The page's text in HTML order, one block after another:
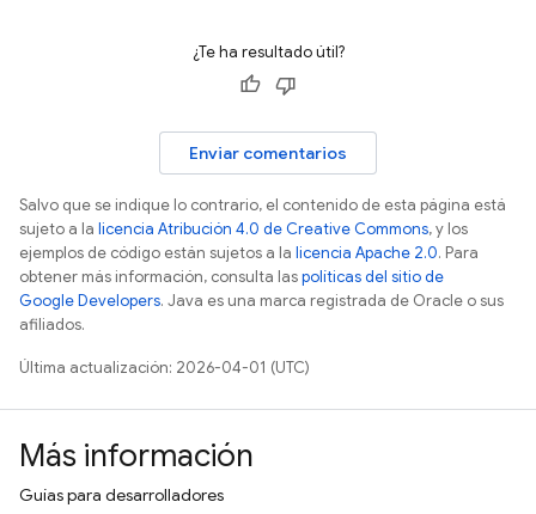
¿Te ha resultado útil?
Enviar comentarios
Salvo que se indique lo contrario, el contenido de esta página está
sujeto a la licencia Atribución 4.0 de Creative Commons, y los
ejemplos de código están sujetos a la licencia Apache 2.0. Para
obtener más información, consulta laspolíticas del sitio de
Google Developers. Java es una marca registrada de Oracle o sus
afiliados.
Última actualización: 2026-04-01 (UTC)
Más información
Guías para desarrolladores